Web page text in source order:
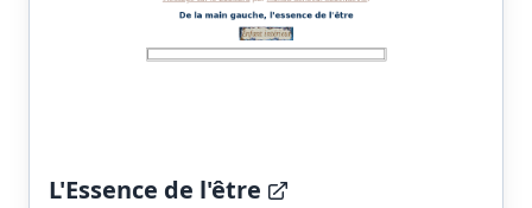
L'Essence de l'être